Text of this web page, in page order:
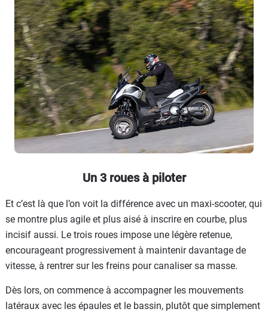
Un 3 roues à piloter
Et c’est là que l’on voit la différence avec un maxi-scooter, qui
se montre plus agile et plus aisé à inscrire en courbe, plus
incisif aussi. Le trois roues impose une légère retenue,
encourageant progressivement à maintenir davantage de
vitesse, à rentrer sur les freins pour canaliser sa masse.
Dès lors, on commence à accompagner les mouvements
latéraux avec les épaules et le bassin, plutôt que simplement